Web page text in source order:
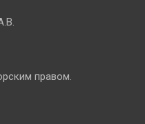
правом.